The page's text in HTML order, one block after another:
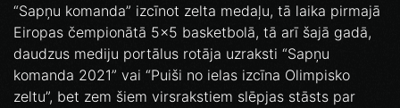
“Sapņu komanda” izcīnot zelta medaļu, tā laika pirmajā
Eiropas čempionātā 5x5 basketbolā, tā arī šajā gadā,
daudzus mediju portālus rotāja uzraksti “Sapņu
komanda 2021” vai “Puiši no ielas izcīna Olimpisko
zeltu”, bet zem šiem virsrakstiem slēpjas stāsts par